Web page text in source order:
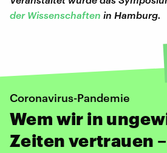
der Wissenschaften in Hamburg.
Coronavirus-Pandemie
Wem wir in
Zeiten vertrauen